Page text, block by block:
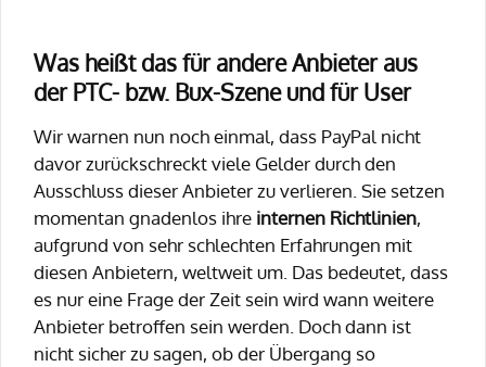
Was heißt das für andere Anbieter aus
der PTC- bzw. Bux-Szene und für User
Wir warnen nun noch einmal, dass PayPal nicht
davor zurückschreckt viele Gelder durch den
Ausschluss dieser Anbieter zu verlieren. Sie setzen
momentan gnadenlos ihre internen Richtlinien,
aufgrund von sehr schlechten Erfahrungen mit
diesen Anbietern, weltweit um. Das bedeutet, dass
es nur eine Frage der Zeit sein wird wann weitere
Anbieter betroffen sein werden. Doch dann ist
nicht sicher zu sagen, ob der Übergang so